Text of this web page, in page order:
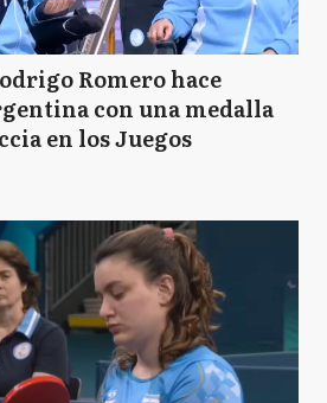
Romero hace
con una medalla
en los Juegos